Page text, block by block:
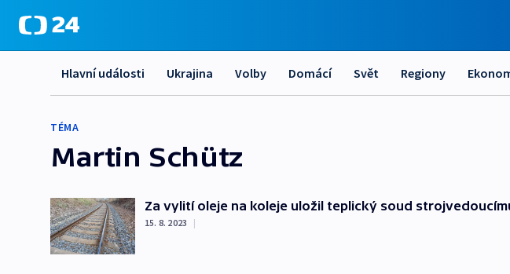
Hlavní události Ukrajina Volby Domácí Svět Regiony
TÉMA
Martin Schütz
Za vylití oleje na koleje uložil teplický soud
15. 8. 2023 |